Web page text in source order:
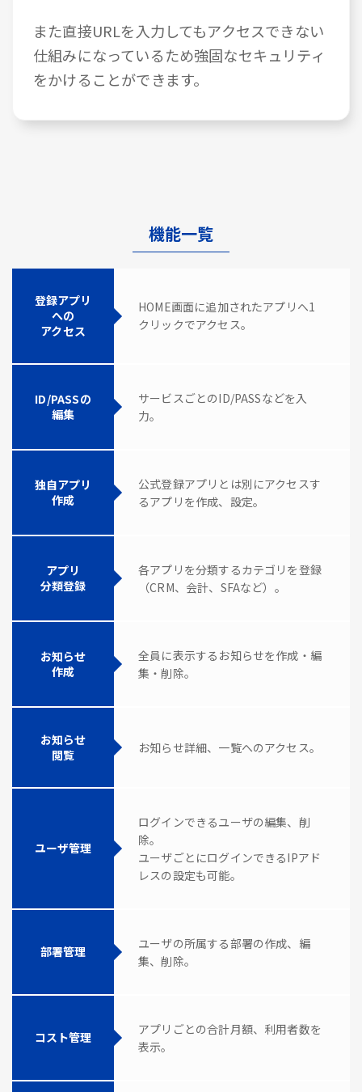
また直接URLを入力してもアクセスできない
仕組みになっているため強固なセキュリティ
をかけることができます。
機能一覧
登録アプリ
への
アクセス
HOME画面に追加されたアプリへ1
クリックでアクセス。
ID/PASSの
編集
サービスごとのID/PASSなどを入
力。
独自アプリ
作成
公式登録アプリとは別にアクセスす
るアプリを作成、設定。
アプリ
分類登録
各アプリを分類するカテゴリを登録
（CRM、会計、SFAなど）。
お知らせ
作成
全員に表示するお知らせを作成・編
集・削除。
お知らせ
閲覧
お知らせ詳細、一覧へのアクセス。
ユーザ管理
ログインできるユーザの編集、削
除。
ユーザごとにログインできるIPアド
レスの設定も可能。
部署管理
ユーザの所属する部署の作成、編
集、削除。
コスト管理
アプリごとの合計月額、利用者数を
表示。